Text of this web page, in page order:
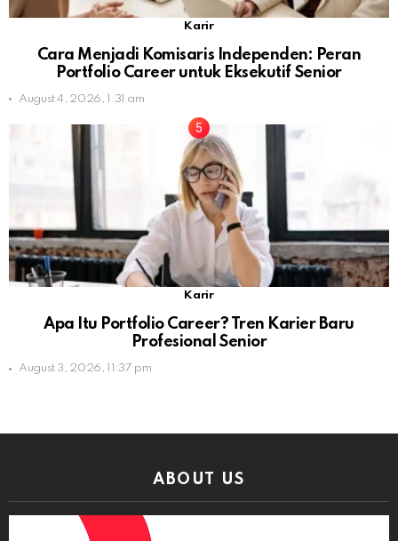
Karir
Cara Menjadi Komisaris Independen: Peran
Portfolio Career untuk Eksekutif Senior
August 4, 2026, 1:31 am
Karir
Apa Itu Portfolio Career? Tren Karier Baru
Profesional Senior
August 3, 2026, 11:37 pm
ABOUT US